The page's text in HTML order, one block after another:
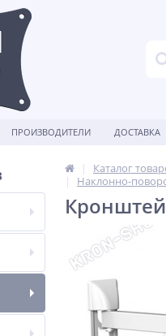
ПРОИЗВОДИТЕЛИ ДОСТАВКА
Каталог
Наклонно-